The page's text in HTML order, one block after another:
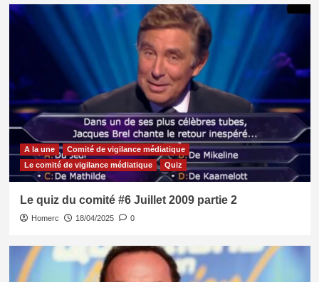
A la une
Comité de vigilance médiatique
Le comité de vigilance médiatique
Quiz
Le quiz du comité #6 Juillet 2009 partie 2
Homerc 18/04/2025 0